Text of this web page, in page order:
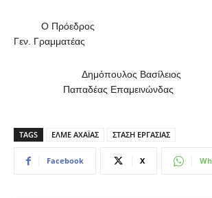
Ο
Γεν. Γραμματέας
Δημόπουλος
Παπαδέας
TAGS ΕΛΜΕ ΑΧΑΪΑΣ ΣΤΑΣΗ ΕΡΓΑΣΙΑΣ
Facebook X